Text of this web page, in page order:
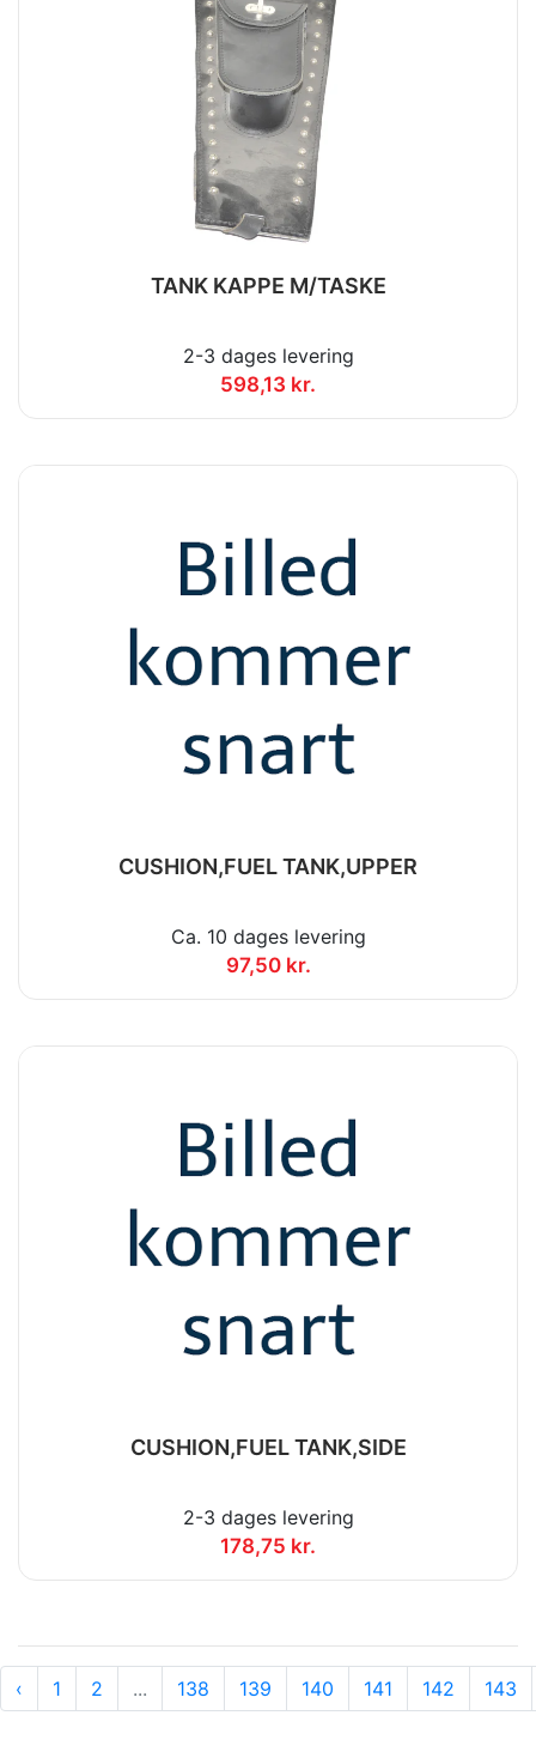
TANK KAPPE M/TASKE
2-3 dages levering
598,13 kr.
CUSHION,FUEL TANK,UPPER
Ca. 10 dages levering
97,50 kr.
CUSHION,FUEL TANK,SIDE
2-3 dages levering
178,75 kr.
‹ 1 2 ... 138 139 140 141 142 143